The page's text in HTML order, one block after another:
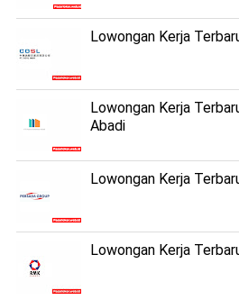
Lowongan Kerja
Lowongan Kerja
Abadi
Lowongan Kerja
Lowongan Kerja